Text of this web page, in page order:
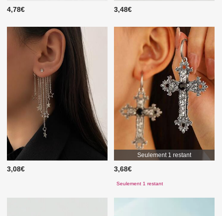
4,78€ 3,48€
3,08€
Seulement 1 restant
3,68€
Seulement 1 restant